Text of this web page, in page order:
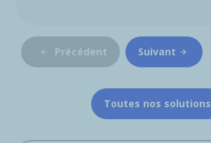
Précédent Suivant
Toutes nos solutions